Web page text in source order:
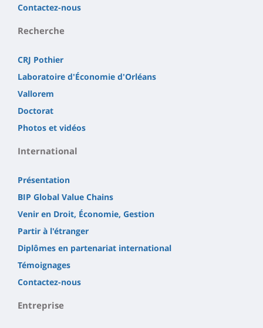
Contactez-nous
Recherche
CRJ Pothier
Laboratoire d'Économie d'Orléans
Vallorem
Doctorat
Photos et vidéos
International
Présentation
BIP Global Value Chains
Venir en Droit, Économie, Gestion
Partir à l'étranger
Diplômes en partenariat international
Témoignages
Contactez-nous
Entreprise